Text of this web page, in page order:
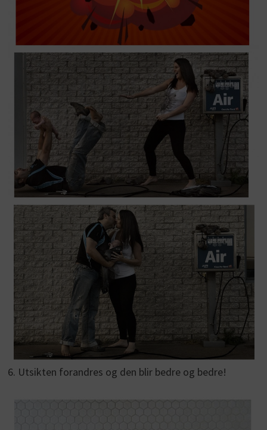
6. Utsikten forandres og den blir bedre og bedre!